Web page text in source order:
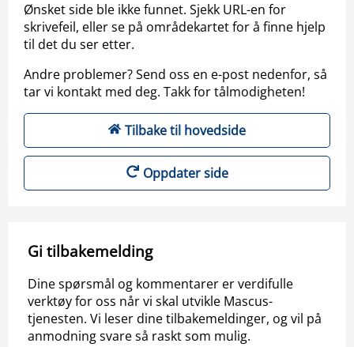
Ønsket side ble ikke funnet. Sjekk URL-en for
skrivefeil, eller se på områdekartet for å finne hjelp
til det du ser etter.
Andre problemer? Send oss en e-post nedenfor, så
tar vi kontakt med deg. Takk for tålmodigheten!
Tilbake til hovedside
Oppdater side
Gi tilbakemelding
Dine spørsmål og kommentarer er verdifulle
verktøy for oss når vi skal utvikle Mascus-
tjenesten. Vi leser dine tilbakemeldinger, og vil på
anmodning svare så raskt som mulig.